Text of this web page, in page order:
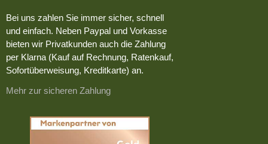
Bei uns zahlen Sie immer sicher, schnell
und einfach. Neben Paypal und Vorkasse
bieten wir Privatkunden auch die Zahlung
per Klarna (Kauf auf Rechnung, Ratenkauf,
Sofortüberweisung, Kreditkarte) an.
Mehr zur sicheren Zahlung